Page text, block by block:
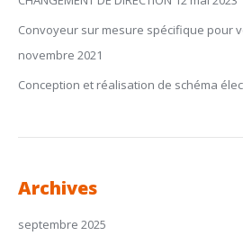
Convoyeur sur mesure spécifique pour
novembre 2021
Conception et réalisation de schéma
Archives
septembre 2025